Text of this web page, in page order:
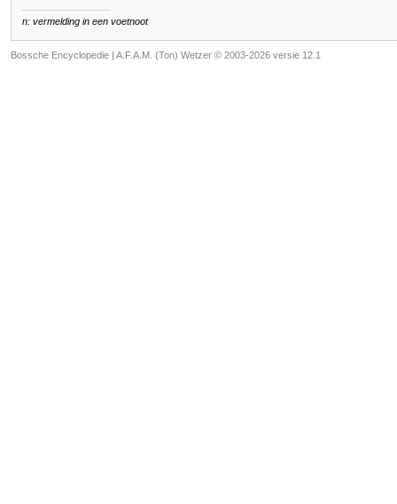
n: vermelding in een voetnoot
Bossche Encyclopedie | A.F.A.M. (Ton) Wetzer © 2003-2026 versie 12.1